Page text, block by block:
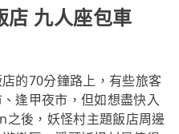
店 九人座包車
的70分鐘路上，有些旅客
逢甲夜市，但如想盡快入
後，妖怪村主題飯店周邊